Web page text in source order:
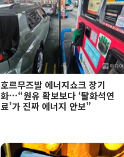
호르무즈발 에너지쇼크 장기
화…“원유 확보보다 ‘탈화석연
료’가 진짜 에너지 안보”